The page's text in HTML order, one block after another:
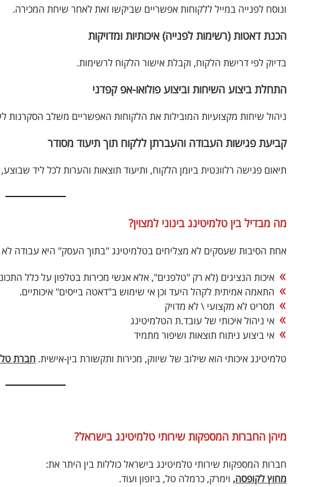
ונוסח לפנייה במייל ללקוחות אפשריים שביקשו זאת לאחר שיחת המכירה.
הכנת דאטות (רשימות לפנייה) איכותיות ומדויקות
בדיוק לפי דרישת הלקוח, וקבלת אישור הלקוח לרשימות.
התחלת ביצוע השיחות וביצוע פולואו-אפ קפדני
ניהול שיחות מקצועיות המובילות את הלקוחות האפשריים משלב
קביעת פגישות העבודה והעברתן ללקוח תוך תיעוד מסודר
תיאום פגישה רלוונטית ביומן הלקוח, ותיעוד תוצאות והערות לכל ליד
מה מבדיל בין טלמיטינג בינוני למצוין?
אחת הסיבות שעסקים לא מצליחים בטלמיטינג "בתוך העסק" היא עבודה לא
איכות הנציגים (לא רק "טלפנים", אלא אנשי מכירות בטלפון על כלל
התאמה אמיתית לקהל היעד וכן אי שימוש ב"דאטה בייסים" איכותיים.
תסריט לא מקצועי \ לא מדויק
אי ניהול איכותי של עובד.ת הטלמיטינג
אי ביצוע ניתוח תוצאות ושיפור מתמיד
טלמיטינג איכותי הוא שילוב של שיווק, מכירות ותקשורת בין-אישית. חברת
מיהן החברות המספקות שירותי טלמיטינג בישראל?
חברות המספקות שירותי טלמיטינג בישראל כוללות בין היתר את:
מחוץ לקופסה, וימרק, כרמלה טל, ביזפון ועוד.